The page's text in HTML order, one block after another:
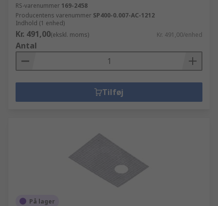
RS-varenummer 169-2458
Producentens varenummer SP400-0.007-AC-1212
Indhold (1 enhed)
Kr. 491,00(ekskl. moms) Kr. 491,00/enhed
Antal
Tilføj
På lager